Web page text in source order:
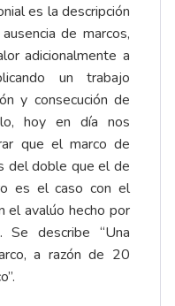
es la descripción
de marcos,
adicionalmente a
un trabajo
y consecución de
hoy en día nos
que el marco de
del doble que el de
es el caso con el
el avalúo hecho por
Se describe “Una
a razón de 20